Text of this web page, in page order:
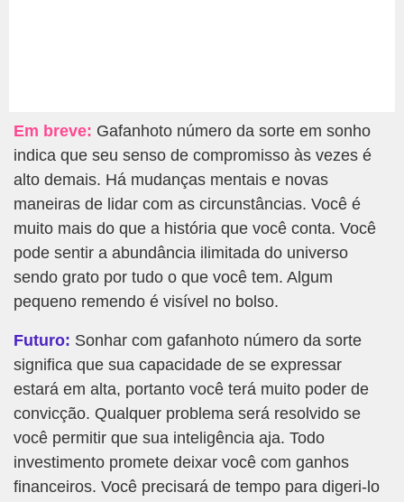
Em breve: Gafanhoto número da sorte em sonho
indica que seu senso de compromisso às vezes é
alto demais. Há mudanças mentais e novas
maneiras de lidar com as circunstâncias. Você é
muito mais do que a história que você conta. Você
pode sentir a abundância ilimitada do universo
sendo grato por tudo o que você tem. Algum
pequeno remendo é visível no bolso.
Futuro: Sonhar com gafanhoto número da sorte
significa que sua capacidade de se expressar
estará em alta, portanto você terá muito poder de
convicção. Qualquer problema será resolvido se
você permitir que sua inteligência aja. Todo
investimento promete deixar você com ganhos
financeiros. Você precisará de tempo para digeri-lo